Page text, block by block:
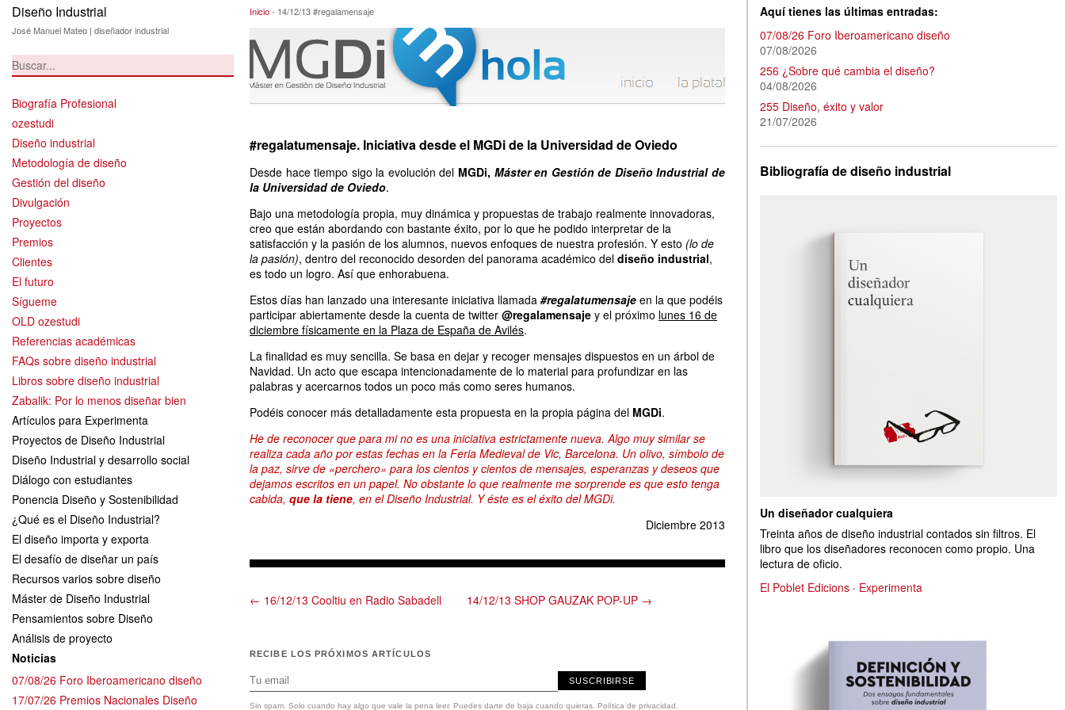
Diseño Industrial
José Manuel Mateo | diseñador industrial
Biografía Profesional
ozestudi
Diseño industrial
Metodología de diseño
Gestión del diseño
Divulgación
Proyectos
Premios
Clientes
El futuro
Sígueme
OLD ozestudi
Referencias académicas
FAQs sobre diseño industrial
Libros sobre diseño industrial
Zabalik: Por lo menos diseñar bien
Artículos para Experimenta
Proyectos de Diseño Industrial
Diseño Industrial y desarrollo social
Diálogo con estudiantes
Ponencia Diseño y Sostenibilidad
¿Qué es el Diseño Industrial?
El diseño importa y exporta
El desafío de diseñar un país
Recursos varios sobre diseño
Máster de Diseño Industrial
Pensamientos sobre Diseño
Análisis de proyecto
Noticias
07/08/26 Foro Iberoamericano diseño
17/07/26 Premios Nacionales Diseño
14/12/13 #regalamensaje
Inicio- 14/12/13 #regalamensaje
#regalatumensaje. Iniciativa desde el MGDi de la Universidad de Oviedo
Desde hace tiempo sigo la evolución del MGDi, Máster en Gestión de Diseño Industrial de
la Universidad de Oviedo.
Bajo una metodología propia, muy dinámica y propuestas de trabajo realmente innovadoras,
creo que están abordando con bastante éxito, por lo que he podido interpretar de la
satisfacción y la pasión de los alumnos, nuevos enfoques de nuestra profesión. Y esto (lo de
la pasión), dentro del reconocido desorden del panorama académico del diseño industrial,
es todo un logro. Así que enhorabuena.
Estos días han lanzado una interesante iniciativa llamada #regalatumensaje en la que podéis
participar abiertamente desde la cuenta de twitter @regalamensaje y el próximo lunes 16 de
diciembre físicamente en la Plaza de España de Avilés.
La finalidad es muy sencilla. Se basa en dejar y recoger mensajes dispuestos en un árbol de
Navidad. Un acto que escapa intencionadamente de lo material para profundizar en las
palabras y acercarnos todos un poco más como seres humanos.
Podéis conocer más detalladamente esta propuesta en la propia página del MGDi.
He de reconocer que para mi no es una iniciativa estrictamente nueva. Algo muy similar se
realiza cada año por estas fechas en la Feria Medieval de Vic, Barcelona. Un olivo, símbolo de
la paz, sirve de «perchero» para los cientos y cientos de mensajes, esperanzas y deseos que
dejamos escritos en un papel. No obstante lo que realmente me sorprende es que esto tenga
cabida, que la tiene, en el Diseño Industrial. Y éste es el éxito del MGDi.
Diciembre 2013
← 16/12/13 Cooltiu en Radio Sabadell 14/12/13 SHOP GAUZAK POP-UP →
RECIBE LOS PRÓXIMOS ARTÍCULOS
SUSCRIBIRSE
Sin spam. Solo cuando hay algo que vale la pena leer. Puedes darte de baja cuando quieras. Política de privacidad
Aquí tienes las últimas entradas:
07/08/26 Foro Iberoamericano diseño
07/08/2026
256 ¿Sobre qué cambia el diseño?
04/08/2026
255 Diseño, éxito y valor
21/07/2026
Bibliografía de diseño industrial
Un diseñador cualquiera
Treinta años de diseño industrial contados sin filtros. El
libro que los diseñadores reconocen como propio. Una
lectura de oficio.
El Poblet Edicions · Experimenta